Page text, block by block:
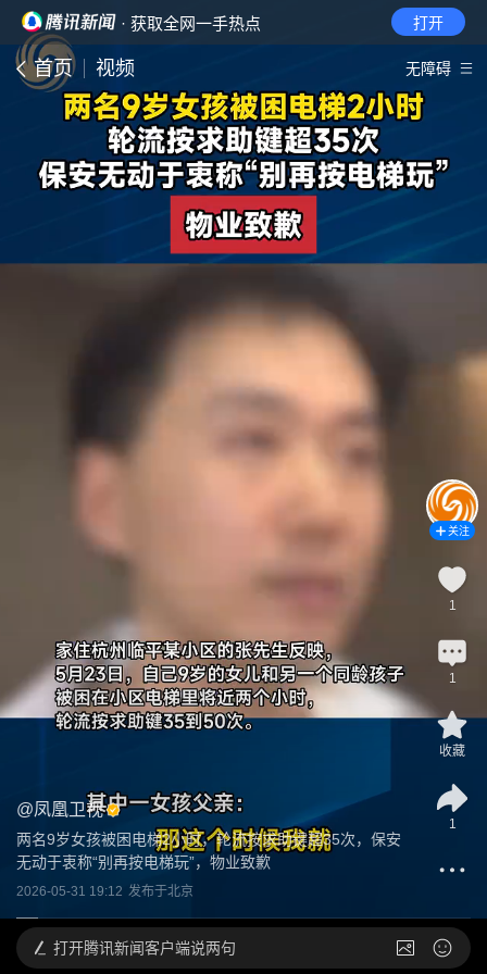
· 获取全网一手热点 打开
首页 视频 无障碍
@凤凰卫视
两名9岁女孩被困电梯2小时，轮流按求助键超35次，保安
无动于衷称“别再按电梯玩”，物业致歉
2026-05-31 19:12 发布于北京
关注
1
1
收藏
1
打开腾讯新闻客户端说两句